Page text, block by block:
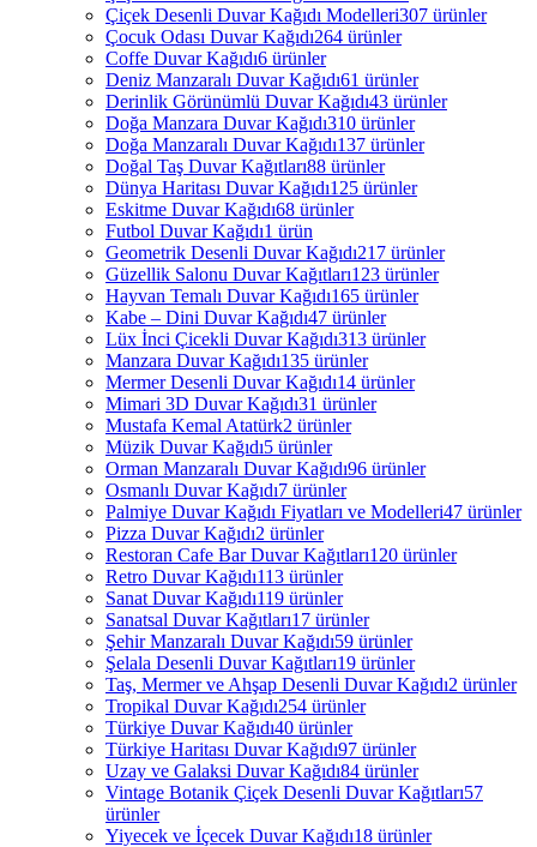
Çiçek Desenli Duvar Kağıdı Modelleri307 ürünler
Çocuk Odası Duvar Kağıdı264 ürünler
Coffe Duvar Kağıdı6 ürünler
Deniz Manzaralı Duvar Kağıdı61 ürünler
Derinlik Görünümlü Duvar Kağıdı43 ürünler
Doğa Manzara Duvar Kağıdı310 ürünler
Doğa Manzaralı Duvar Kağıdı137 ürünler
Doğal Taş Duvar Kağıtları88 ürünler
Dünya Haritası Duvar Kağıdı125 ürünler
Eskitme Duvar Kağıdı68 ürünler
Futbol Duvar Kağıdı1 ürün
Geometrik Desenli Duvar Kağıdı217 ürünler
Güzellik Salonu Duvar Kağıtları123 ürünler
Hayvan Temalı Duvar Kağıdı165 ürünler
Kabe – Dini Duvar Kağıdı47 ürünler
Lüx İnci Çicekli Duvar Kağıdı313 ürünler
Manzara Duvar Kağıdı135 ürünler
Mermer Desenli Duvar Kağıdı14 ürünler
Mimari 3D Duvar Kağıdı31 ürünler
Mustafa Kemal Atatürk2 ürünler
Müzik Duvar Kağıdı5 ürünler
Orman Manzaralı Duvar Kağıdı96 ürünler
Osmanlı Duvar Kağıdı7 ürünler
Palmiye Duvar Kağıdı Fiyatları ve Modelleri47 ürünler
Pizza Duvar Kağıdı2 ürünler
Restoran Cafe Bar Duvar Kağıtları120 ürünler
Retro Duvar Kağıdı113 ürünler
Sanat Duvar Kağıdı119 ürünler
Sanatsal Duvar Kağıtları17 ürünler
Şehir Manzaralı Duvar Kağıdı59 ürünler
Şelala Desenli Duvar Kağıtları19 ürünler
Taş, Mermer ve Ahşap Desenli Duvar Kağıdı2 ürünler
Tropikal Duvar Kağıdı254 ürünler
Türkiye Duvar Kağıdı40 ürünler
Türkiye Haritası Duvar Kağıdı97 ürünler
Uzay ve Galaksi Duvar Kağıdı84 ürünler
Vintage Botanik Çiçek Desenli Duvar Kağıtları57
ürünler
Yiyecek ve İçecek Duvar Kağıdı18 ürünler